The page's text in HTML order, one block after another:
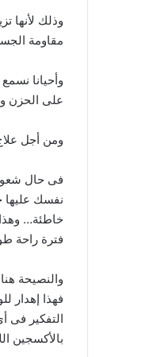
وذلك لأنها
مقاومة
وأحيانا
على الحزن
ومن أجل
فى حال
نفسك عليها
خاطئة…
فترة راحة
والنصيحة
التفكير فى
بالأكسجين